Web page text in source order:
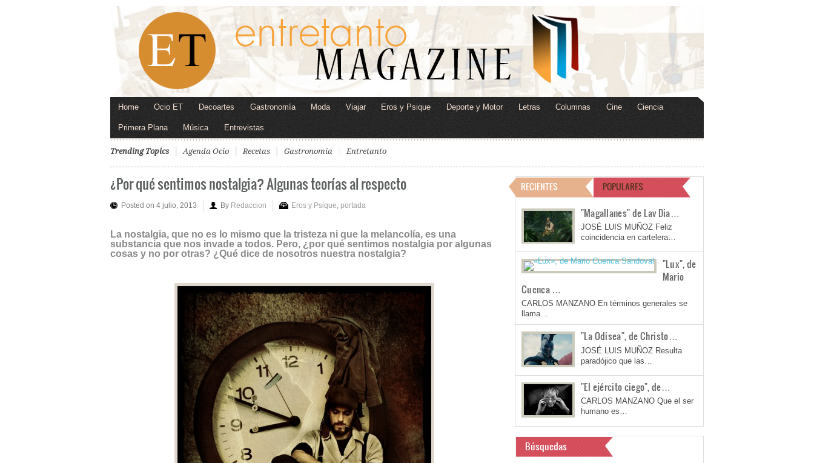
Home Ocio ET Decoartes Gastronomía Moda Viajar Eros y Psique Deporte y Motor Letras Columnas Cine Ciencia
Primera Plana Música Entrevistas
Trending Topics Agenda Ocio Recetas Gastronomía Entretanto
¿Por qué sentimos nostalgia? Algunas teorías al respecto
Posted on 4 julio, 2013 By Redaccion Eros y Psique portada
La nostalgia, que no es lo mismo que la tristeza ni que la melancolía, es una
substancia que nos invade a todos. Pero, ¿por qué sentimos nostalgia por algunas
cosas y no por otras? ¿Qué dice de nosotros nuestra nostalgia?
RECIENTES POPULARES
"Magallanes" de Lav Dia…
JOSÉ LUIS MUÑOZ Feliz
coincidencia en cartelera…
"Lux", de
Mario
Cuenca …
CARLOS MANZANO En términos generales se
llama…
"La Odisea", de Christo…
JOSÉ LUIS MUÑOZ Resulta
paradójico que las…
"El ejército ciego", de…
CARLOS MANZANO Que el ser
humano es…
Búsquedas